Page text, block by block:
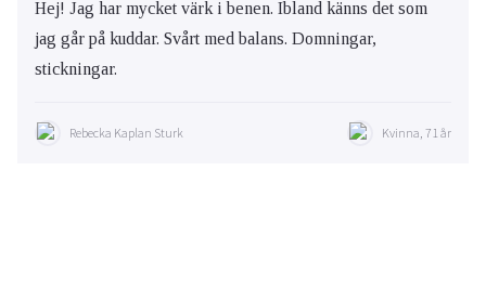
Hej! Jag har mycket värk i benen. Ibland känns det som
jag går på kuddar. Svårt med balans. Domningar,
stickningar.
Rebecka Kaplan Sturk Kvinna, 71 år